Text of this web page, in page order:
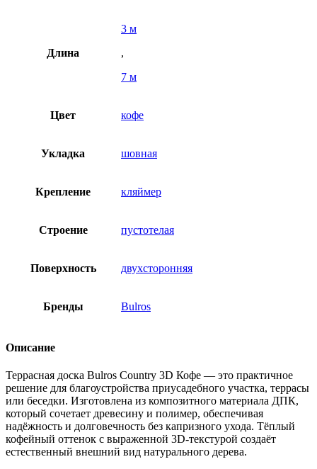
Длина
3 м
,
7 м
Цвет кофе
Укладка шовная
Крепление кляймер
Строение пустотелая
Поверхность двухсторонняя
Бренды Bulros
Описание
Террасная доска Bulros Country 3D Кофе — это практичное
решение для благоустройства приусадебного участка, террасы
или беседки. Изготовлена из композитного материала ДПК,
который сочетает древесину и полимер, обеспечивая
надёжность и долговечность без капризного ухода. Тёплый
кофейный оттенок с выраженной 3D-текстурой создаёт
естественный внешний вид натурального дерева.